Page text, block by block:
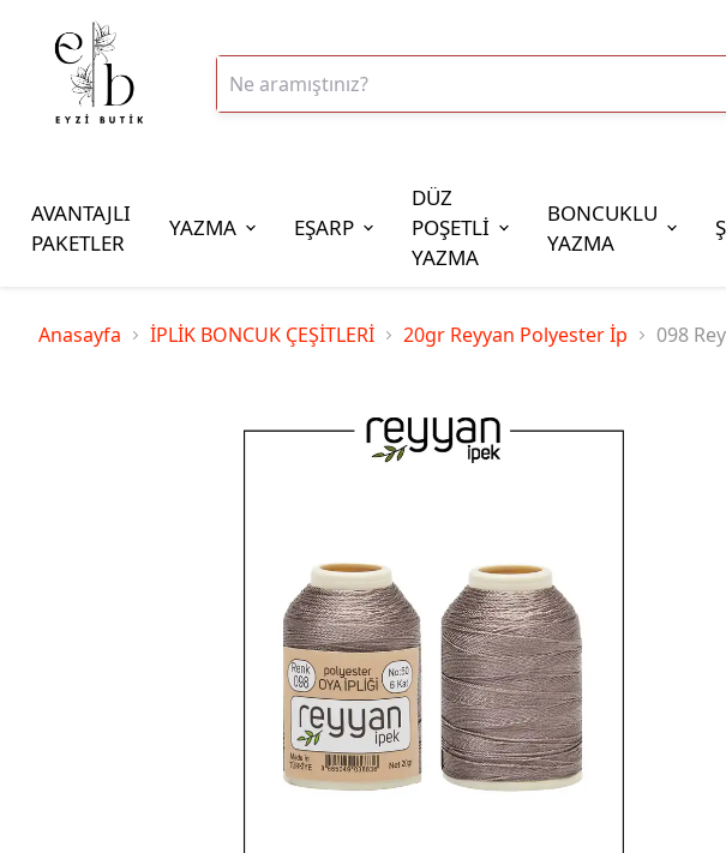
AVANTAJLI
PAKETLER
YAZMA EŞARP
DÜZ
POŞETLİ
YAZMA
BONCUKLU
YAZMA
İplik Çeşitleri
100gr Altınbaşak Polyester İp
Anasayfa İPLİK BONCUK ÇEŞİTLERİ 20gr Reyyan Polyester İp 098